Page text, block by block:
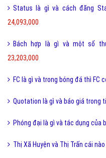
Status là gì và cách đăng
24,093,000
Bách hợp là gì và một số
23,203,000
FC là gì và trong bóng đá thì FC
Quotation là gì và báo giá trong
Phóng đại là gì và tác dụng của
Thị Xã Huyện và Thị Trấn cái